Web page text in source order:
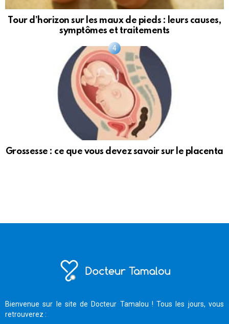
Tour d’horizon sur les maux de pieds : leurs causes,
symptômes et traitements
Grossesse : ce que vous devez savoir sur le placenta
Bienvenue sur le site de Docteur Tamalou ! Tous les jours, vous
retrouverez :